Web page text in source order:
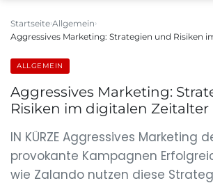
Startseite Allgemein
Aggressives Marketing: Strategien und Risiken
ALLGEMEIN
Aggressives Marketing:
Risiken im digitalen Zeitalter
IN KÜRZE Aggressives Marketing
provokante Kampagnen
wie Zalando nutzen diese